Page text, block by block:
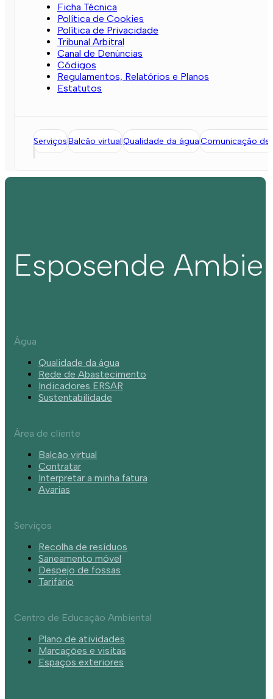
Ficha Técnica
Política de Cookies
Política de Privacidade
Tribunal Arbitral
Canal de Denúncias
Códigos
Regulamentos, Relatórios e Planos
Estatutos
ServiçosBalcão virtualQualidade da águaComunicação de
Esposende
Água
Qualidade da água
Rede de Abastecimento
Indicadores ERSAR
Sustentabilidade
Área de cliente
Balcão virtual
Contratar
Interpretar a minha fatura
Avarias
Serviços
Recolha de resíduos
Saneamento móvel
Despejo de fossas
Tarifário
Centro de Educação Ambiental
Plano de atividades
Marcações e visitas
Espaços exteriores